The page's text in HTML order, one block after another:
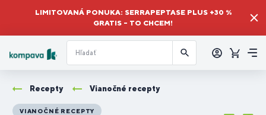
LIMITOVANÁ PONUKA: SERRAPEPTASE PLUS +30 %
GRATIS – TO CHCEM!
sa
Košík
Recepty Vianočné recepty
VIANOČNÉ RECEPTY